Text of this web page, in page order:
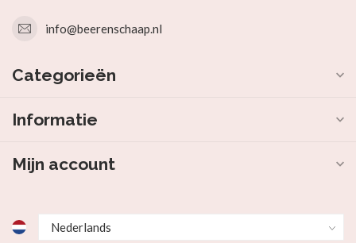
info@beerenschaap.nl
Categorieën
Informatie
Mijn account